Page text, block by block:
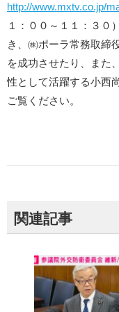
http://www.mxtv.co.jp/
１：００～１１：３０
き、㈱ポーラ常務取締
を成功させたり、また
性として活躍する小西
ご覧ください。
関連記事